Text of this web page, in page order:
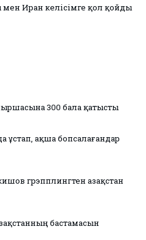
мен Иран келісімге қол қойды
300 бала қатысты
ұстап, ақша бопсалағандар
грэпплингтен Қазақстан
бастамасын